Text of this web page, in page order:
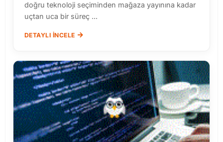
doğru teknoloji seçiminden mağaza yayınına kadar
uçtan uca bir süreç ...
DETAYLI İNCELE